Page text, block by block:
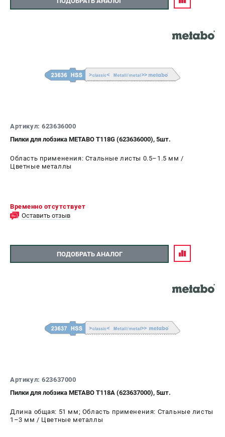
Артикул: 623636000
Пилки для лобзика METABO T118G (623636000), 5шт.
Область применения: Стальные листы 0.5–1.5 мм /
Цветные металлы
Временно отсутствует
Оставить отзыв
ПОДОБРАТЬ АНАЛОГ
Артикул: 623637000
Пилки для лобзика METABO Т118A (623637000), 5шт.
Длина общая: 51 мм; Область применения: Стальные листы
1–3 мм / Цветные металлы